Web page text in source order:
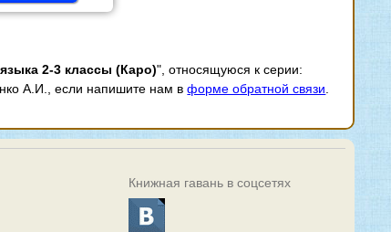
2-3 классы (Каро)", относящуюся к серии:
А.И., если напишите нам вформе обратной связи.
Книжная гавань в соцсетях